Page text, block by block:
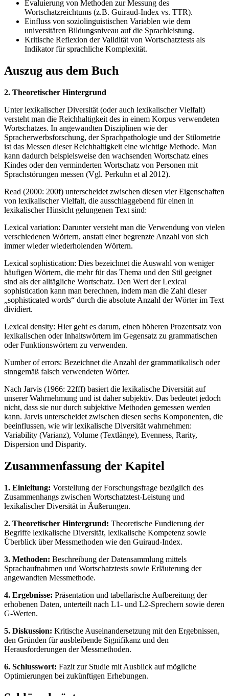
Evaluierung von Methoden zur Messung des
Wortschatzreichtums (z.B. Guiraud-Index vs. TTR).
Einfluss von soziolinguistischen Variablen wie dem
universitären Bildungsniveau auf die Sprachleistung.
Kritische Reflexion der Validität von Wortschatztests als
Indikator für sprachliche Komplexität.
Auszug aus dem Buch
2. Theoretischer Hintergrund
Unter lexikalischer Diversität (oder auch lexikalischer Vielfalt)
versteht man die Reichhaltigkeit des in einem Korpus verwendeten
Wortschatzes. In angewandten Disziplinen wie der
Spracherwerbsforschung, der Sprachpathologie und der Stilometrie
ist das Messen dieser Reichhaltigkeit eine wichtige Methode. Man
kann dadurch beispielsweise den wachsenden Wortschatz eines
Kindes oder den verminderten Wortschatz von Personen mit
Sprachstörungen messen (Vgl. Perkuhn et al 2012).
Read (2000: 200f) unterscheidet zwischen diesen vier Eigenschaften
von lexikalischer Vielfalt, die ausschlaggebend für einen in
lexikalischer Hinsicht gelungenen Text sind:
Lexical variation: Darunter versteht man die Verwendung von vielen
verschiedenen Wörtern, anstatt einer begrenzte Anzahl von sich
immer wieder wiederholenden Wörtern.
Lexical sophistication: Dies bezeichnet die Auswahl von weniger
häufigen Wörtern, die mehr für das Thema und den Stil geeignet
sind als der alltägliche Wortschatz. Den Wert der Lexical
sophistication kann man berechnen, indem man die Zahl dieser
„sophisticated words“ durch die absolute Anzahl der Wörter im Text
dividiert.
Lexical density: Hier geht es darum, einen höheren Prozentsatz von
lexikalischen oder Inhaltswörtern im Gegensatz zu grammatischen
oder Funktionswörtern zu verwenden.
Number of errors: Bezeichnet die Anzahl der grammatikalisch oder
sinngemäß falsch verwendeten Wörter.
Nach Jarvis (1966: 22fff) basiert die lexikalische Diversität auf
unserer Wahrnehmung und ist daher subjektiv. Das bedeutet jedoch
nicht, dass sie nur durch subjektive Methoden gemessen werden
kann. Jarvis unterscheidet zwischen diesen sechs Komponenten, die
beeinflussen, wie wir lexikalische Diversität wahrnehmen:
Variability (Varianz), Volume (Textlänge), Evenness, Rarity,
Dispersion und Disparity.
Zusammenfassung der Kapitel
1. Einleitung: Vorstellung der Forschungsfrage bezüglich des
Zusammenhangs zwischen Wortschatztest-Leistung und
lexikalischer Diversität in Äußerungen.
2. Theoretischer Hintergrund: Theoretische Fundierung der
Begriffe lexikalische Diversität, lexikalische Kompetenz sowie
Überblick über Messmethoden wie den Guiraud-Index.
3. Methoden: Beschreibung der Datensammlung mittels
Sprachaufnahmen und Wortschatztests sowie Erläuterung der
angewandten Messmethode.
4. Ergebnisse: Präsentation und tabellarische Aufbereitung der
erhobenen Daten, unterteilt nach L1- und L2-Sprechern sowie deren
G-Werten.
5. Diskussion: Kritische Auseinandersetzung mit den Ergebnissen,
den Gründen für ausbleibende Signifikanz und den
Herausforderungen der Messmethoden.
6. Schlusswort: Fazit zur Studie mit Ausblick auf mögliche
Optimierungen bei zukünftigen Erhebungen.